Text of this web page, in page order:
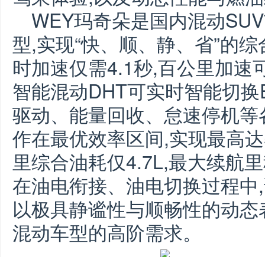
WEY玛奇朵是国内混动
型,实现“快、顺、静、省”的
时加速仅需4.1秒,百公里加速
智能混动DHT可实时智能切
驱动、能量回收、怠速停机
作在最优效率区间,实现最高
里综合油耗仅4.7L,最大续航
在油电衔接、油电切换过程
以极具静谧性与顺畅性的动
混动车型的高阶需求。